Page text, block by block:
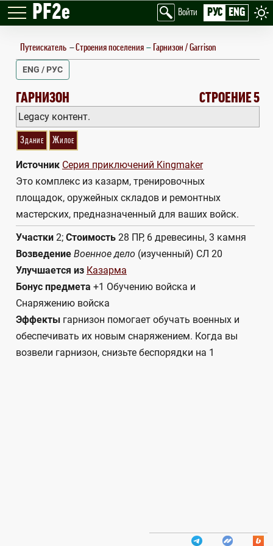
PF2e Войти РУС ENG
Путеискатель —Строения поселения Гарнизон / Garrison
ENG / РУС
ГАРНИЗОН
GARRISON СТРОЕНИЕ 5
Legacy контент.
Здание Жилое
Источник Серия приключений Kingmaker
Это комплекс из казарм, тренировочных
площадок, оружейных складов и ремонтных
мастерских, предназначенный для ваших войск.
Участки 2; Стоимость 28 ПР, 6 древесины, 3 камня
Возведение Военное дело (изученный) СЛ 20
Улучшается из Казарма
Бонус предмета +1 Обучению войска и
Снаряжению войска
Эффекты гарнизон помогает обучать военных и
обеспечивать их новым снаряжением. Когда вы
возвели гарнизон, снизьте беспорядки на 1